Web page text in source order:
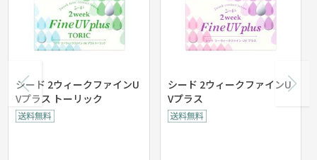
シード 2ウィークファインU
Vプラス トーリック
シード 2ウィークファインU
Vプラス